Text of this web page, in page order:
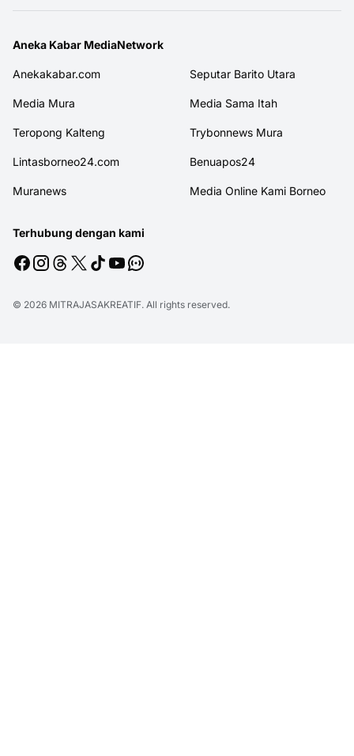
Aneka Kabar MediaNetwork
Anekakabar.com Seputar Barito Utara
Media Mura Media Sama Itah
Teropong Kalteng Trybonnews Mura
Lintasborneo24.com Benuapos24
Muranews Media Online Kami Borneo
Terhubung dengan kami
© 2026 MITRAJASAKREATIF. All rights reserved.